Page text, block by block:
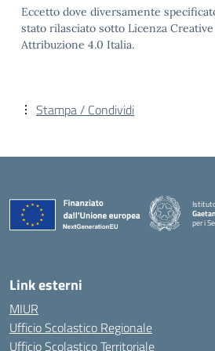
Eccetto dove diversamente
stato rilasciato sotto Licenza
Attribuzione 4.0 Italia.
Stampa / Condividi
per i
—
Link esterni
MIUR
Ufficio Scolastico Regionale
Ufficio Scolastico Territoriale